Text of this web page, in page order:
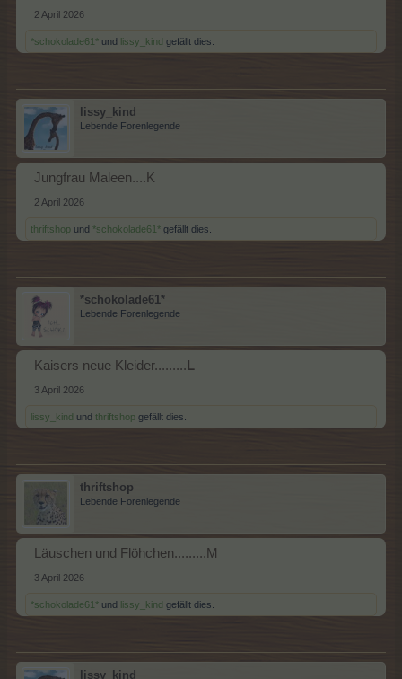
2 April 2026
*schokolade61* und lissy_kind gefällt dies.
lissy_kind
Lebende Forenlegende
Jungfrau Maleen....K
2 April 2026
thriftshop und *schokolade61* gefällt dies.
*schokolade61*
Lebende Forenlegende
Kaisers neue Kleider......... L
3 April 2026
lissy_kind und thriftshop gefällt dies.
thriftshop
Lebende Forenlegende
Läuschen und Flöhchen.........M
3 April 2026
*schokolade61* und lissy_kind gefällt dies.
lissy_kind